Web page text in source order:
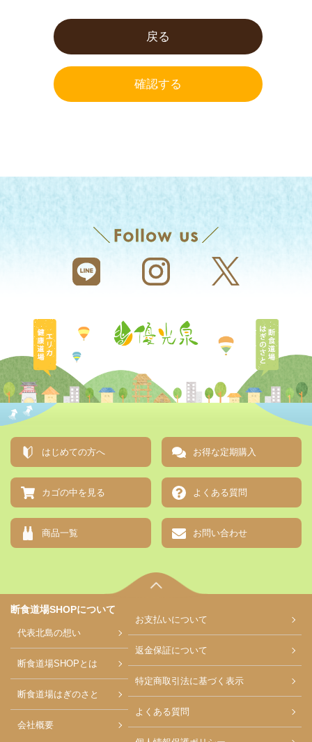
戻る
確認する
エリカ健康道場
はじめての方へ お得な定期購入
カゴの中を見る よくある質問
商品一覧 お問い合わせ
断食道場SHOPについて
代表北島の想い
断食道場SHOPとは
断食道場はぎのさと
会社概要
お支払いについて
返金保証について
特定商取引法に基づく表示
よくある質問